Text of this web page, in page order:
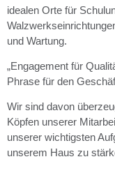
idealen Orte für
und Wartung.
„Engagement für
Phrase für den
Wir sind davon
Köpfen unserer
unserer wichtigsten
unserem Haus zu